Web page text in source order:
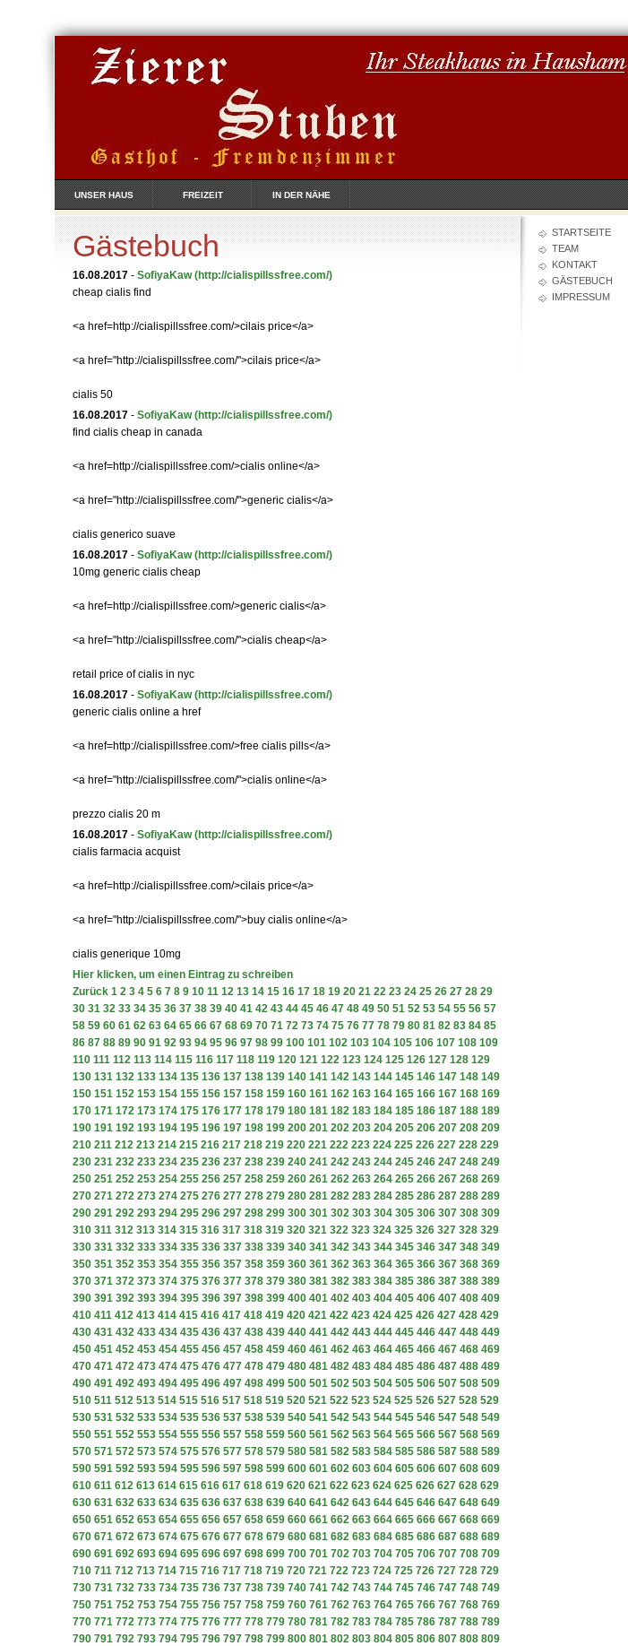
UNSER HAUS FREIZEIT IN DER NÄHE
STARTSEITE
TEAM
KONTAKT
GÄSTEBUCH
IMPRESSUM
Gästebuch
16.08.2017 - SofiyaKaw (http://cialispillssfree.com/)
cheap cialis find
<a href=http://cialispillssfree.com/>cilais price</a>
<a href="http://cialispillssfree.com/">cilais price</a>
cialis 50
16.08.2017 - SofiyaKaw (http://cialispillssfree.com/)
find cialis cheap in canada
<a href=http://cialispillssfree.com/>cialis online</a>
<a href="http://cialispillssfree.com/">generic cialis</a>
cialis generico suave
16.08.2017 - SofiyaKaw (http://cialispillssfree.com/)
10mg generic cialis cheap
<a href=http://cialispillssfree.com/>generic cialis</a>
<a href="http://cialispillssfree.com/">cialis cheap</a>
retail price of cialis in nyc
16.08.2017 - SofiyaKaw (http://cialispillssfree.com/)
generic cialis online a href
<a href=http://cialispillssfree.com/>free cialis pills</a>
<a href="http://cialispillssfree.com/">cialis online</a>
prezzo cialis 20 m
16.08.2017 - SofiyaKaw (http://cialispillssfree.com/)
cialis farmacia acquist
<a href=http://cialispillssfree.com/>cilais price</a>
<a href="http://cialispillssfree.com/">buy cialis online</a>
cialis generique 10mg
Hier klicken, um einen Eintrag zu schreiben
Zurück 1 2 3 4 5 6 7 8 9 10 11 12 13 14 15 16 17 18 19 20 21 22 23 24 25 26 27 28 29
30 31 32 33 34 35 36 37 38 39 40 41 42 43 44 45 46 47 48 49 50 51 52 53 54 55 56 57
58 59 60 61 62 63 64 65 66 67 68 69 70 71 72 73 74 75 76 77 78 79 80 81 82 83 84 85
86 87 88 89 90 91 92 93 94 95 96 97 98 99 100 101 102 103 104 105 106 107 108 109
110 111 112 113 114 115 116 117 118 119 120 121 122 123 124 125 126 127 128 129
130 131 132 133 134 135 136 137 138 139 140 141 142 143 144 145 146 147 148 149
150 151 152 153 154 155 156 157 158 159 160 161 162 163 164 165 166 167 168 169
170 171 172 173 174 175 176 177 178 179 180 181 182 183 184 185 186 187 188 189
190 191 192 193 194 195 196 197 198 199 200 201 202 203 204 205 206 207 208 209
210 211 212 213 214 215 216 217 218 219 220 221 222 223 224 225 226 227 228 229
230 231 232 233 234 235 236 237 238 239 240 241 242 243 244 245 246 247 248 249
250 251 252 253 254 255 256 257 258 259 260 261 262 263 264 265 266 267 268 269
270 271 272 273 274 275 276 277 278 279 280 281 282 283 284 285 286 287 288 289
290 291 292 293 294 295 296 297 298 299 300 301 302 303 304 305 306 307 308 309
310 311 312 313 314 315 316 317 318 319 320 321 322 323 324 325 326 327 328 329
330 331 332 333 334 335 336 337 338 339 340 341 342 343 344 345 346 347 348 349
350 351 352 353 354 355 356 357 358 359 360 361 362 363 364 365 366 367 368 369
370 371 372 373 374 375 376 377 378 379 380 381 382 383 384 385 386 387 388 389
390 391 392 393 394 395 396 397 398 399 400 401 402 403 404 405 406 407 408 409
410 411 412 413 414 415 416 417 418 419 420 421 422 423 424 425 426 427 428 429
430 431 432 433 434 435 436 437 438 439 440 441 442 443 444 445 446 447 448 449
450 451 452 453 454 455 456 457 458 459 460 461 462 463 464 465 466 467 468 469
470 471 472 473 474 475 476 477 478 479 480 481 482 483 484 485 486 487 488 489
490 491 492 493 494 495 496 497 498 499 500 501 502 503 504 505 506 507 508 509
510 511 512 513 514 515 516 517 518 519 520 521 522 523 524 525 526 527 528 529
530 531 532 533 534 535 536 537 538 539 540 541 542 543 544 545 546 547 548 549
550 551 552 553 554 555 556 557 558 559 560 561 562 563 564 565 566 567 568 569
570 571 572 573 574 575 576 577 578 579 580 581 582 583 584 585 586 587 588 589
590 591 592 593 594 595 596 597 598 599 600 601 602 603 604 605 606 607 608 609
610 611 612 613 614 615 616 617 618 619 620 621 622 623 624 625 626 627 628 629
630 631 632 633 634 635 636 637 638 639 640 641 642 643 644 645 646 647 648 649
650 651 652 653 654 655 656 657 658 659 660 661 662 663 664 665 666 667 668 669
670 671 672 673 674 675 676 677 678 679 680 681 682 683 684 685 686 687 688 689
690 691 692 693 694 695 696 697 698 699 700 701 702 703 704 705 706 707 708 709
710 711 712 713 714 715 716 717 718 719 720 721 722 723 724 725 726 727 728 729
730 731 732 733 734 735 736 737 738 739 740 741 742 743 744 745 746 747 748 749
750 751 752 753 754 755 756 757 758 759 760 761 762 763 764 765 766 767 768 769
770 771 772 773 774 775 776 777 778 779 780 781 782 783 784 785 786 787 788 789
790 791 792 793 794 795 796 797 798 799 800 801 802 803 804 805 806 807 808 809